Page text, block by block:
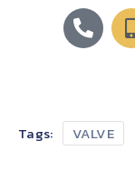
Tags: VALVE